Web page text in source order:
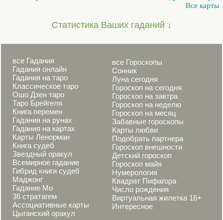
Все карты
Статистика Ваших гаданий ↓
все Гадания
Гадания онлайн
Гадания на таро
Классическое таро
Ошо Дзен таро
Таро Брейгеля
Книга перемен
Гадания на рунах
Гадания на картах
Карты Ленорман
Книга судеб
Звездный оракул
Всемирное гадание
Гибрид книги судеб
Маджонг
Гадание Мо
36 стратагем
Ассоциативные карты
Цыганский оракул
все Гороскопы
Сонник
Луна сегодня
Гороскоп на сегодня
Гороскоп на завтра
Гороскоп на неделю
Гороскоп на месяц
Забавные гороскопы
Карты любви
Подобрать партнера
Гороскоп внешности
Детский гороскоп
Гороскоп майя
Нумерология
Квадрат Пифагора
Число рождения
Виртуальная жилетка 16+
Интересное